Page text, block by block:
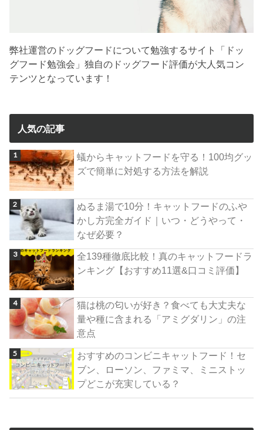
弊社運営のドッグフードについて勉強するサイト「ドッ
グフード勉強会」独自のドッグフード評価が大人気コン
テンツとなっています！
人気の記事
蟻からキャットフードを守る！100均グッ
ズで簡単に対処する方法を解説
ぬるま湯で10分！キャットフードのふや
かし方完全ガイド｜いつ・どうやって・
なぜ必要？
全139種徹底比較！真のキャットフードラ
ンキング【おすすめ11選&口コミ評価】
猫は桃の匂いが好き？食べても大丈夫な
量や種に含まれる「アミグダリン」の注
意点
おすすめのコンビニキャットフード！セ
ブン、ローソン、ファミマ、ミニストッ
プどこが充実している？